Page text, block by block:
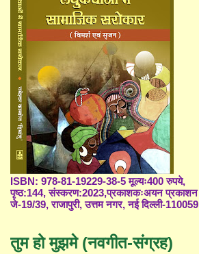
ISBN: 978-81-19229-38-5 मूल्यः400 रुपये,
पृष्ठ:144, संस्करण:2023,प्रकाशकःअयन प्रकाशन
जे-19/39, राजापुरी, उत्तम नगर, नई दिल्ली-110059
तुम हो मुझमे (नवगीत-संग्रह)